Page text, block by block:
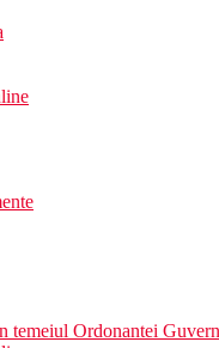
forma de bufet, cina sub
in Funchal (aprox. 4-5
temeiul Ordonantei